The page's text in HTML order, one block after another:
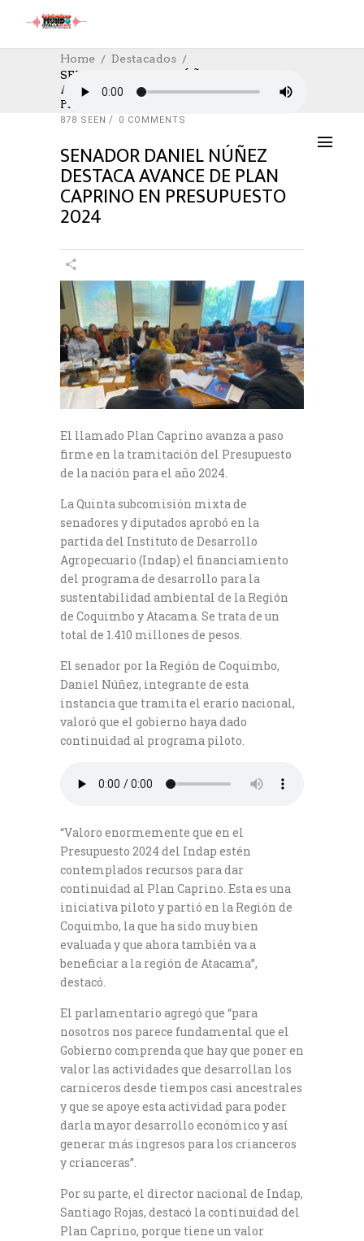
Home
Destacados
SENADOR DANIEL NÚÑEZ DESTACA
AVANCE DE PLAN CAPRINO EN
PRESUPUESTO 2024
DESTACADOS NOTICIAS,SOCIAL
25/10/2023
878 SEEN
0 COMMENTS
SENADOR DANIEL NÚÑEZ
DESTACA AVANCE DE PLAN
CAPRINO EN PRESUPUESTO
2024
El llamado Plan Caprino avanza a paso
firme en la tramitación del Presupuesto
de la nación para el año 2024.
La Quinta subcomisión mixta de
senadores y diputados aprobó en la
partida del Instituto de Desarrollo
Agropecuario (Indap) el financiamiento
del programa de desarrollo para la
sustentabilidad ambiental de la Región
de Coquimbo y Atacama. Se trata de un
total de 1.410 millones de pesos.
El senador por la Región de Coquimbo,
Daniel Núñez, integrante de esta
instancia que tramita el erario nacional,
valoró que el gobierno haya dado
continuidad al programa piloto.
“Valoro enormemente que en el
Presupuesto 2024 del Indap estén
contemplados recursos para dar
continuidad al Plan Caprino. Esta es una
iniciativa piloto y partió en la Región de
Coquimbo, la que ha sido muy bien
evaluada y que ahora también va a
beneficiar a la región de Atacama”,
destacó.
El parlamentario agregó que “para
nosotros nos parece fundamental que el
Gobierno comprenda que hay que poner en
valor las actividades que desarrollan los
carniceros desde tiempos casi ancestrales
y que se apoye esta actividad para poder
darla mayor desarrollo económico y así
generar más ingresos para los crianceros
y crianceras”.
Por su parte, el director nacional de Indap,
Santiago Rojas, destacó la continuidad del
Plan Caprino, porque tiene un valor